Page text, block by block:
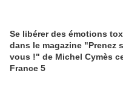
Se libérer des émotions
dans le magazine "Prenez
vous !" de Michel Cymès
France 5